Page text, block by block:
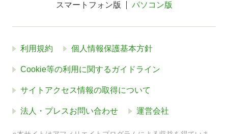
スマートフォン版 パソコン版
利用規約 個人情報保護基本方針
Cookie等の利用に関するガイドライン
サイトアクセス情報の取得について
法人・プレスお問い合わせ 運営会社